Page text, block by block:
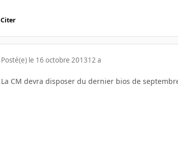
Citer
Posté(e) le 16 octobre 201312 a
La CM devra disposer du dernier bios de